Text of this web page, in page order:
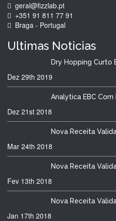
geral@fizzlab.pt
+351 91 811 77 91
Braga - Portugal
Ultimas Noticias
Dry Hopping Curto
Dez 29th 2019
Analytica EBC Com
Dez 21st 2018
Nova Receita
Mar 24th 2018
Nova Receita
Fev 13th 2018
Nova Receita
Jan 17th 2018